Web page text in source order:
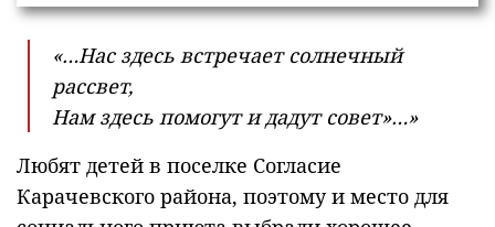
«…Нас здесь встречает солнечный
рассвет,
Нам здесь помогут и дадут совет»…»
Любят детей в поселке Согласие
Карачевского района, поэтому и место для